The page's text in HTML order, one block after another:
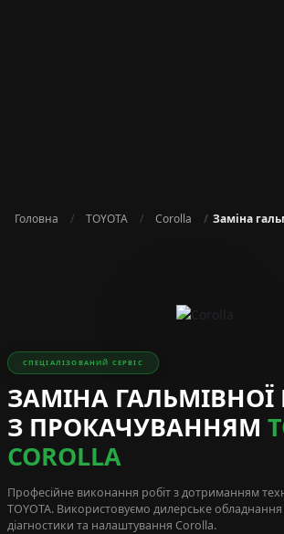
Головна TOYOTA Corolla Заміна
СПЕЦІАЛІЗОВАНИЙ СЕРВІС
ЗАМІНА
З ПРОКАЧУВАННЯМ
COROLLA
Професійне виконання робіт з дотриманням
TOYOTA. Використовуємо дилерське обладнання
діагностики та налаштування Corolla.